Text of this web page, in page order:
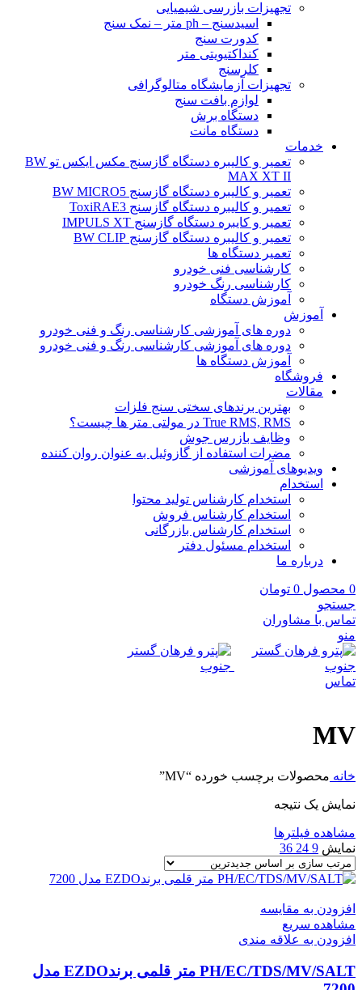
تجهیزات بازرسی شیمیایی
اسیدسنج – ph متر – نمک سنج
کدورت سنج
کنداکتیویتی متر
کلرسنج
تجهیزات آزمایشگاه متالوگرافی
لوازم بافت سنج
دستگاه برش
دستگاه مانت
خدمات
تعمیر و کالیبره دستگاه گازسنج مکس ایکس تو BW
MAX XT II
تعمیر و کالیبره دستگاه گازسنج BW MICRO5
تعمیر و کالیبره دستگاه گازسنج ToxiRAE3
تعمیر و کایبره دستگاه گازسنج IMPULS XT
تعمیر و کالیبره دستگاه گازسنج BW CLIP
تعمیر دستگاه ها
کارشناسی فنی خودرو
کارشناسی رنگ خودرو
آموزش دستگاه
آموزش
دوره های آموزشی کارشناسی رنگ و فنی خودرو
دوره های آموزشی کارشناسی رنگ و فنی خودرو
آموزش دستگاه ها
فروشگاه
مقالات
بهترین برندهای سختی سنج فلزات
True RMS, RMS در مولتی متر ها چیست؟
وظایف بازرس جوش
مضرات استفاده از گازوئیل به عنوان روان کننده
ویدیوهای آموزشی
استخدام
استخدام کارشناس تولید محتوا
استخدام کارشناس فروش
استخدام کارشناس بازرگانی
استخدام مسئول دفتر
درباره ما
0 محصول 0 تومان
جستجو
تماس با مشاوران
منو
تماس
MV
خانه محصولات برچسب خورده “MV”
نمایش یک نتیجه
مشاهده فیلترها
نمایش 9
24
36
افزودن به مقایسه
مشاهده سریع
افزودن به علاقه مندی
PH/EC/TDS/MV/SALT متر قلمی برندEZDO مدل